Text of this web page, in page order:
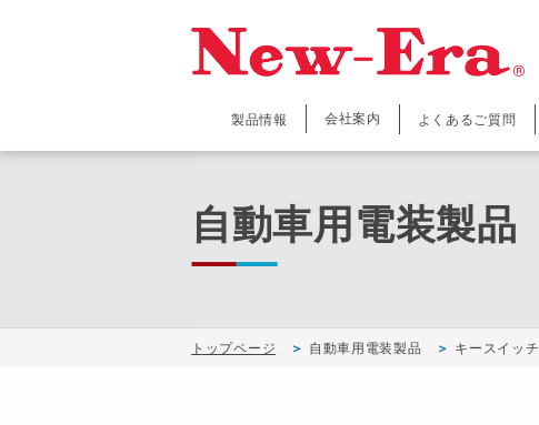
製品情報 会社案内 よくあるご質問
自動車用電装製品
トップページ 自動車用電装製品 キースイッチ